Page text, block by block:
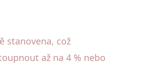
stanovena, což
až na 4 % nebo